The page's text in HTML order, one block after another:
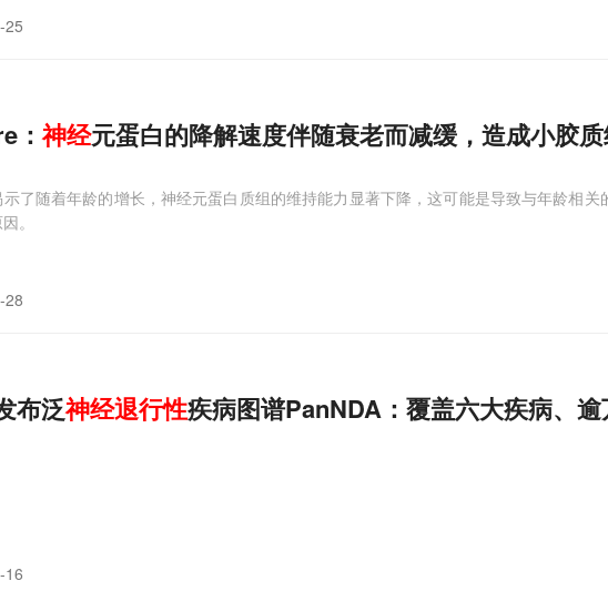
25
：神经元蛋白的降解速度伴随衰老而减缓，造成小胶
了随着年龄的增长，神经元蛋白质组的维持能力显著下降，这可能是导致与年龄相关
。
28
布泛神经退行性疾病图谱PanNDA：覆盖六大疾病、
16